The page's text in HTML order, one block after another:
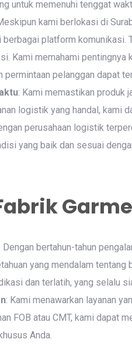
untuk memenuhi tenggat
kami berlokasi di
platform
Kami memahami
permintaan pelanggan dapat
: Kami memastikan produk
logistik yang handal, kami
perusahaan logistik
yang baik dan sesuai
Dengan bertahun-tahun
yang mendalam
dan terlatih, yang selalu
: Kami menawarkan layanan
FOB atau CMT, kami dapat
Anda.